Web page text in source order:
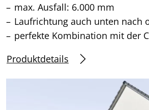
max. Ausfall: 6.000 mm
Laufrichtung auch unten nach
perfekte Kombination mit der
Produktdetails